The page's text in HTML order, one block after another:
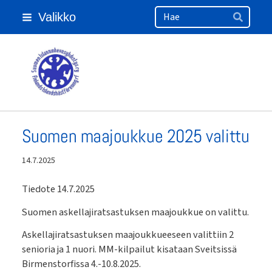
Siirry
Valikko Haku
Hae
Suomen Islanninhevosyhdistys ry
Suomen maajoukkue 2025 valittu
14.7.2025
Tiedote 14.7.2025
Suomen askellajiratsastuksen maajoukkue on valittu.
Askellajiratsastuksen maajoukkueeseen valittiin 2
senioria ja 1 nuori. MM-kilpailut kisataan Sveitsissä
Birmenstorfissa 4.-10.8.2025.